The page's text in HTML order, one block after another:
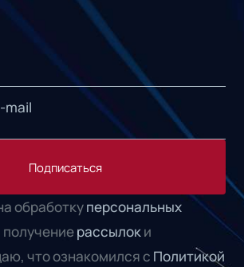
Подписаться
обработкуперсональных
получениерассылоки
что ознакомился с Политикой